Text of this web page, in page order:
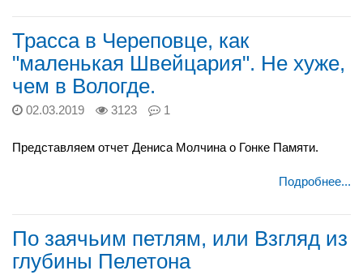
Трасса в Череповце, как
"маленькая Швейцария". Не хуже,
чем в Вологде.
02.03.2019 3123 1
Представляем отчет Дениса Молчина о Гонке Памяти.
Подробнее...
По заячьим петлям, или Взгляд из
глубины Пелетона